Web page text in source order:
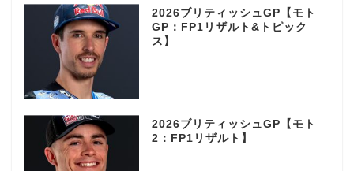
2026ブリティッシュGP【モト
GP：FP1リザルト&トピック
ス】
2026ブリティッシュGP【モト
2：FP1リザルト】